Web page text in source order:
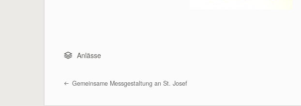
Anlässe
Beitragsübersicht
Gemeinsame Messgestaltung an St. Josef